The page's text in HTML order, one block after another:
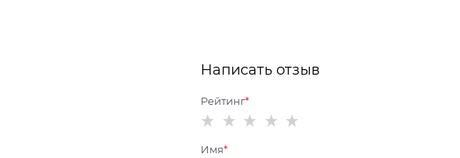
Написать отзыв
Рейтинг
Имя